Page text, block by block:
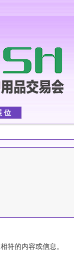
位
符的内容或信息。